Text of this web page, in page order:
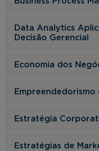
Data Analytics
Decisão Gerencial
Economia dos
Estratégia
Estratégias de